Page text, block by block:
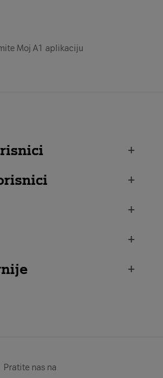
Moj A1 aplikaciju
+
+
+
+
+
Pratite nas na